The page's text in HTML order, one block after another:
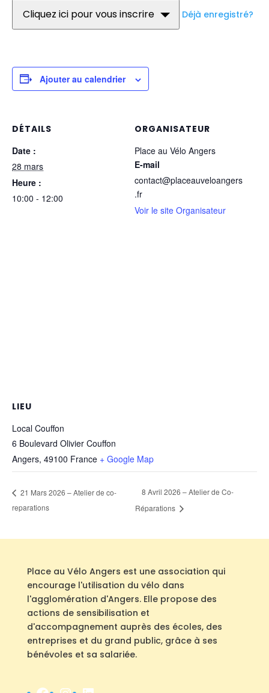
Cliquez ici pour vous inscrire Déjà enregistré?
Ajouter au calendrier
DÉTAILS
Date :
28 mars
Heure :
10:00 - 12:00
ORGANISATEUR
Place au Vélo Angers
E-mail
contact@placeauveloangers
.fr
Voir le site Organisateur
LIEU
Local Couffon
6 Boulevard Olivier Couffon
Angers, 49100 France + Google Map
21 Mars 2026 – Atelier de co-
reparations
8 Avril 2026 – Atelier de Co-
Réparations
Place au Vélo Angers est une association qui
encourage l'utilisation du vélo dans
l'agglomération d'Angers. Elle propose des
actions de sensibilisation et
d'accompagnement auprès des écoles, des
entreprises et du grand public, grâce à ses
bénévoles et sa salariée.